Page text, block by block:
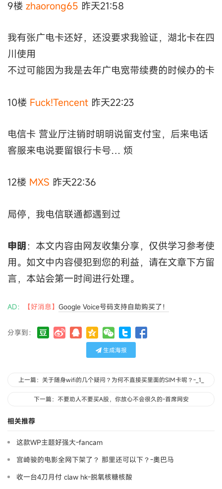
9楼 zhaorong65 昨天21:58
我有张广电卡还好，还没要求我验证，湖北卡在四
川使用
不过可能因为我是去年广电宽带续费的时候办的卡
10楼 Fuck!Tencent 昨天22:23
电信卡 营业厅注销时明明说留支付宝，后来电话
客服来电说要留银行卡号… 烦
12楼 MXS 昨天22:36
局停，我电信联通都遇到过
申明：本文内容由网友收集分享，仅供学习参考使
用。如文中内容侵犯到您的利益，请在文章下方留
言，本站会第一时间进行处理。
AD： 【好消息】 Google Voice号码支持自助购买了！
分享到：
生成海报
上一篇：关于随身wifi的几个疑问？为何不直接买里面的SIM卡呢？-_1_
下一篇：不要劝人不要买A股，你放心不会很久的-首席网安
相关推荐
这款WP主题好强大-fancam
宫崎骏的电影全网下架了？ 那里还可以下？-奧巴马
收一台4刀月付 claw hk-脱氧核糖核酸